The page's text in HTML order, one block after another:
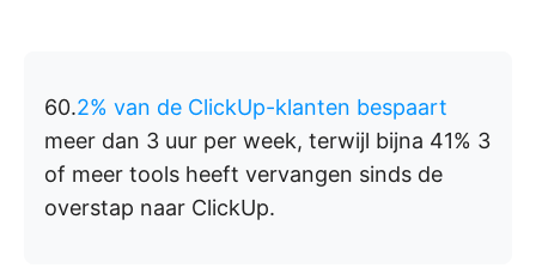
60.2% van de ClickUp-klanten bespaart
meer dan 3 uur per week, terwijl bijna 41% 3
of meer tools heeft vervangen sinds de
overstap naar ClickUp.